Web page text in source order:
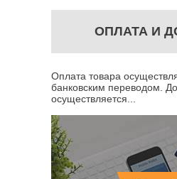
ОПЛАТА И
Оплата товара
банковским переводом.
осуществляется...